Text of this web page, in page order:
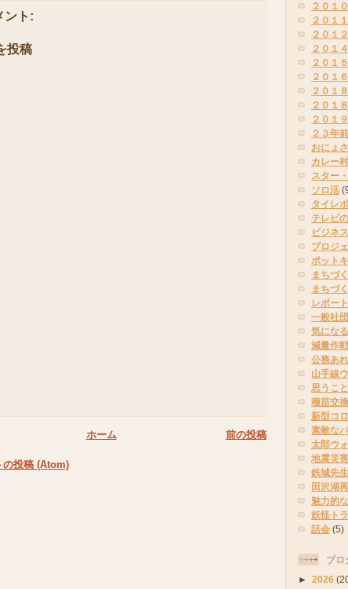
ント:
投稿
前の投稿
ホーム
の投稿 (Atom)
２０１
２０１
２０１
２０１
２０１
２０１
２０１
２０１
２０１
２３年
おにょ
カレー村
スター
ソロ活
タイレ
テレビ
ビジネ
プロジ
ポット
まちづ
まちづ
レポート
一般社
気にな
減量作戦
公務あ
山手線
思うこと
種苗交
新型コ
素敵な
太郎ウ
地震災害
鉄城先
田沢湖
魅力的
妖怪ト
話会 (5)
ブロ
► 2026